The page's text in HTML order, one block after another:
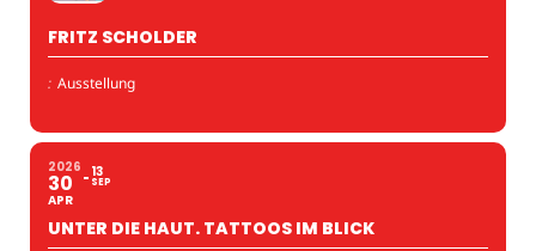
FRITZ SCHOLDER
: Ausstellung
2026
30
APR
13
SEP
UNTER DIE HAUT. TATTOOS IM BLICK